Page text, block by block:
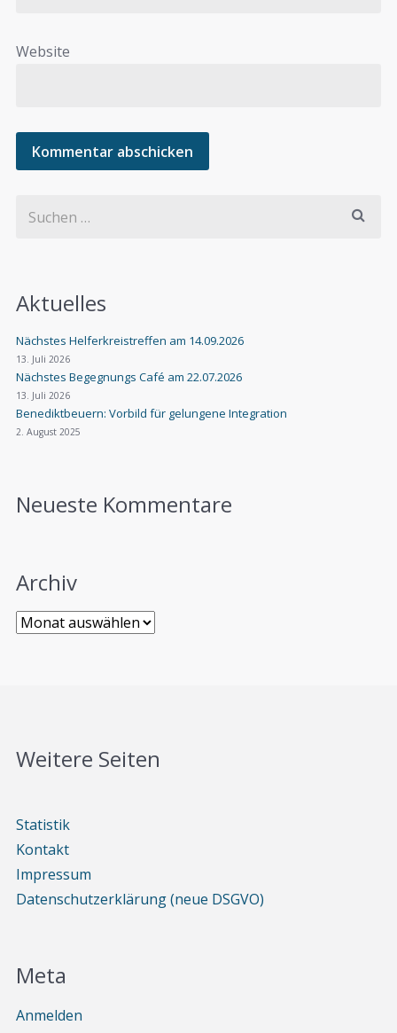
Website
Aktuelles
Nächstes Helferkreistreffen am 14.09.2026
13. Juli 2026
Nächstes Begegnungs Café am 22.07.2026
13. Juli 2026
Benediktbeuern: Vorbild für gelungene Integration
2. August 2025
Neueste Kommentare
Archiv
Weitere Seiten
Statistik
Kontakt
Impressum
Datenschutzerklärung (neue DSGVO)
Meta
Anmelden